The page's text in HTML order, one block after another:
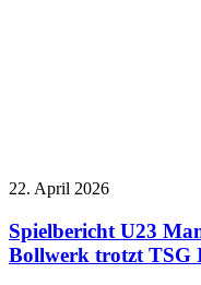
22. April 2026
Spielbericht U23
Bollwerk trotzt TSG